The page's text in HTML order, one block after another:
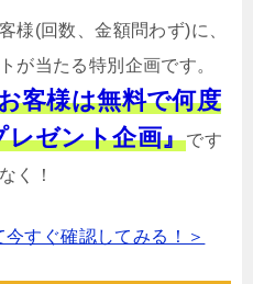
様(回数、金額問わず)に、
が当たる特別企画です。
客様は無料で何度
レゼント企画』です
く！
すぐ確認してみる！＞